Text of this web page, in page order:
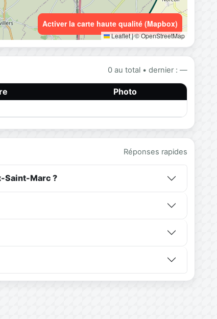
Leaflet|© OpenStreetMap
Activer la carte haute qualité (Mapbox)
0 au total • dernier : —
Photo
Réponses rapides
Saint-Marc ?